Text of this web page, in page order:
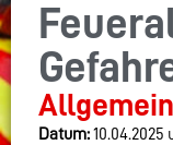
Datum:10.04.2025